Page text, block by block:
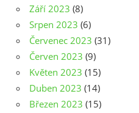
Září 2023 (8)
Srpen 2023 (6)
Červenec 2023 (31)
Červen 2023 (9)
Květen 2023 (15)
Duben 2023 (14)
Březen 2023 (15)